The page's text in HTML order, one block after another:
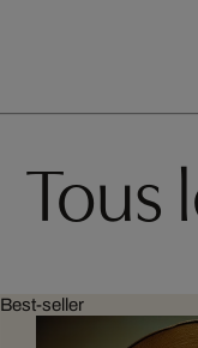
Tous
Best-seller